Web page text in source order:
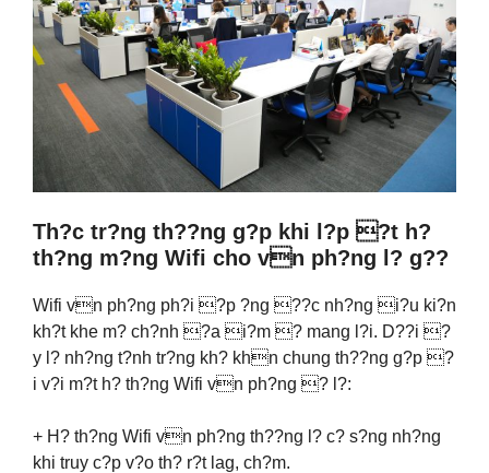
Th?c tr?ng th??ng g?p khi l?p ?t h?
th?ng m?ng Wifi cho vn ph?ng l? g??
Wifi vn ph?ng ph?i ?p ?ng ??c nh?ng i?u ki?n
kh?t khe m? ch?nh ?a i?m ? mang l?i. D??i ?
y l? nh?ng t?nh tr?ng kh? khn chung th??ng g?p ?
i v?i m?t h? th?ng Wifi vn ph?ng ? l?:
+ H? th?ng Wifi vn ph?ng th??ng l? c? s?ng nh?ng
khi truy c?p v?o th? r?t lag, ch?m.